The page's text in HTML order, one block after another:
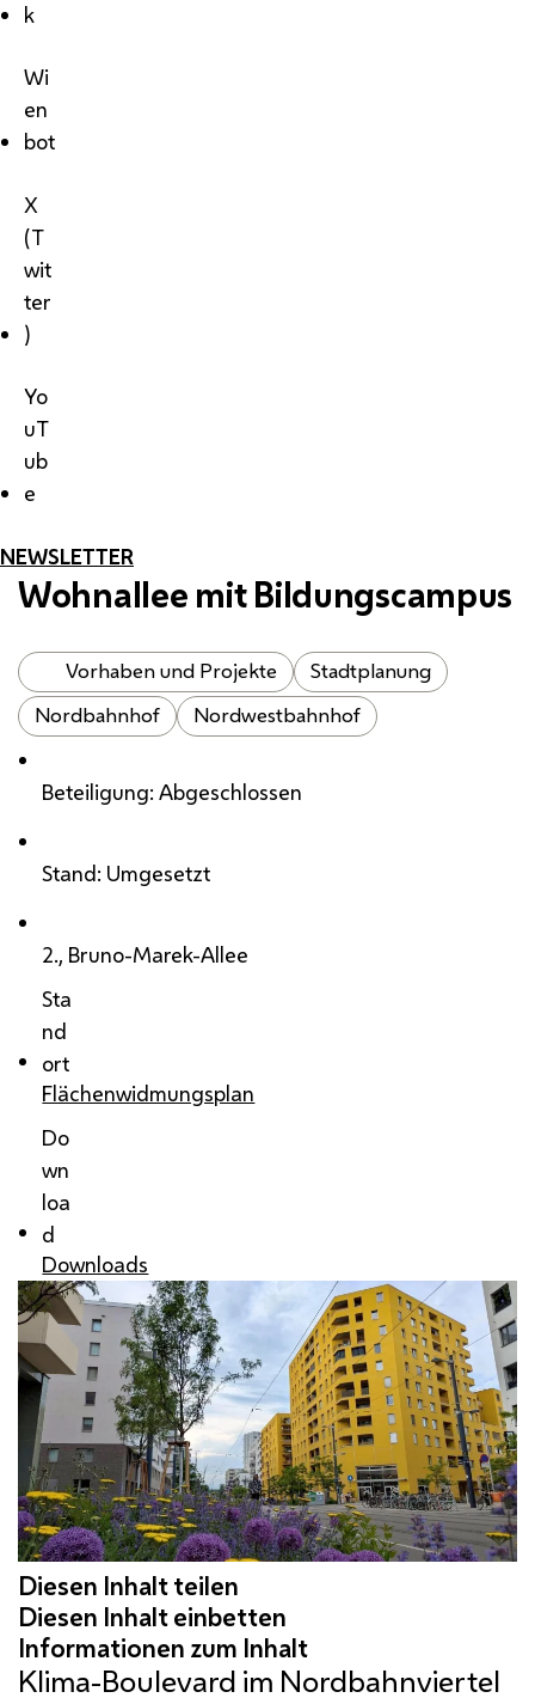
k
Wi
en
bot
X
(T
wit
ter
)
Yo
uT
ub
e
NEWSLETTER
Wohnallee mit Bildungscampus
Vorhaben und Projekte
Stadtplanung
Nordbahnhof
Nordwestbahnhof
Beteiligung: Abgeschlossen
Stand: Umgesetzt
2., Bruno-Marek-Allee
Sta
nd
ort
Flächenwidmungsplan
Do
wn
loa
d
Downloads
Klima-Boulevard im Nordbahnviertel